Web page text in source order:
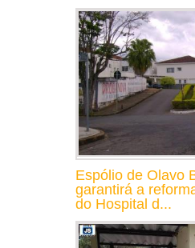
Espólio de Olavo
garantirá a
do Hospital d...